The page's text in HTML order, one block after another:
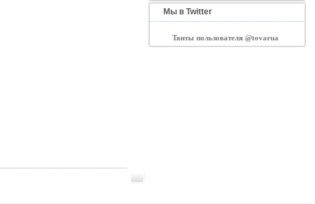
Мы в Twitter
Твиты пользователя @tovarua